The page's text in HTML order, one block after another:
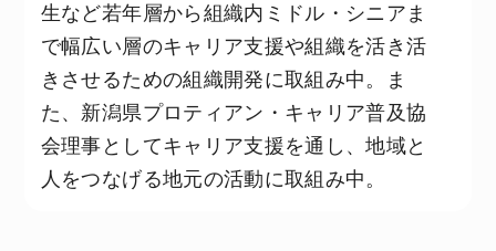
生など若年層から組織内ミドル・シニアま
で幅広い層のキャリア支援や組織を活き活
きさせるための組織開発に取組み中。ま
た、新潟県プロティアン・キャリア普及協
会理事としてキャリア支援を通し、地域と
人をつなげる地元の活動に取組み中。